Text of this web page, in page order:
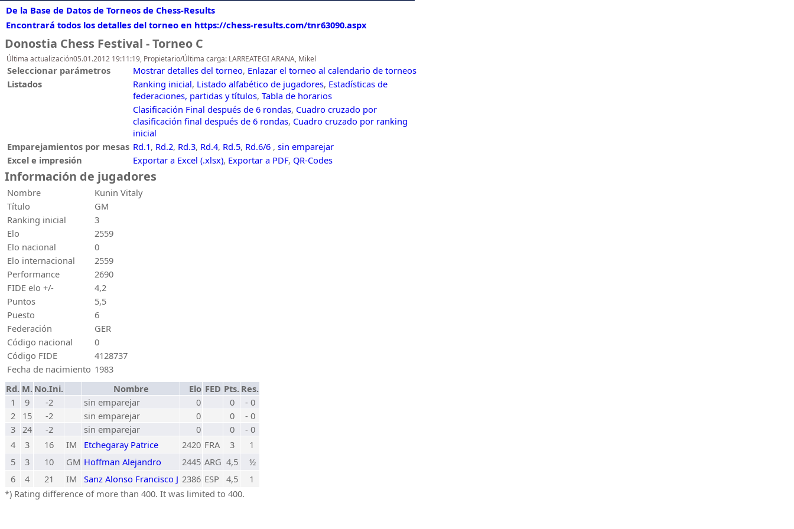
De la Base de Datos de Torneos de Chess-Results
Encontrará todos los detalles del torneo en https://chess-results.com/tnr63090.aspx
Donostia Chess Festival - Torneo C
Última actualización05.01.2012 19:11:19, Propietario/Última carga: LARREATEGI ARANA, Mikel
Seleccionar parámetros Mostrar detalles del torneo, Enlazar el torneo al calendario de torneos
Listados
Ranking inicial, Listado alfabético de jugadores, Estadísticas de
federaciones, partidas y títulos, Tabla de horarios
Clasificación Final después de 6 rondas, Cuadro cruzado por
clasificación final después de 6 rondas, Cuadro cruzado por ranking
inicial
Emparejamientos por mesas Rd.1, Rd.2, Rd.3, Rd.4, Rd.5, Rd.6/6 , sin emparejar
Excel e impresión
Exportar a Excel (.xlsx), Exportar a PDF, QR-Codes
Información de jugadores
Nombre
Kunin Vitaly
Título
GM
Ranking inicial
3
Elo
2559
Elo nacional
0
Elo internacional
2559
Performance
2690
FIDE elo +/-
4,2
Puntos
5,5
Puesto
6
Federación
GER
Código nacional
0
Código FIDE
4128737
Fecha de nacimiento 1983
Rd. M. No.Ini. Nombre Elo FED Pts. Res.
1
9 -2 sin emparejar 0 0
- 0
2
15 -2 sin emparejar 0 0
- 0
3 24 -2 sin emparejar 0 0
- 0
4
3 16 IM Etchegaray Patrice 2420 FRA 3
1
5
3 10 GM Hoffman Alejandro 2445 ARG 4,5
½
6
4 21 IM Sanz Alonso Francisco J 2386 ESP 4,5
1
*) Rating difference of more than 400. It was limited to 400.